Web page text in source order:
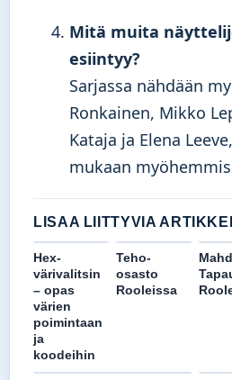
Mitä muita
esiintyy?
Sarjassa nähdään
Ronkainen, Mikko
Kataja ja Elena
mukaan
LISAA LIITTYVIA
Hex-
värivalitsin
– opas
värien
poimintaan
ja
koodeihin
Teho-
osasto
Rooleissa